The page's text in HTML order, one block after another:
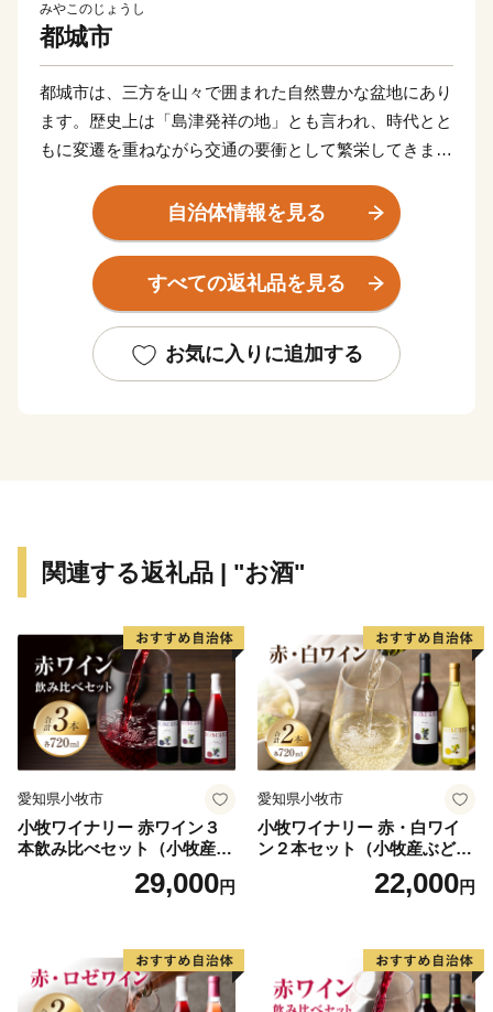
みやこのじょうし
都城市
都城市は、三方を山々で囲まれた自然豊かな盆地にあり
ます。歴史上は「島津発祥の地」とも言われ、時代とと
もに変遷を重ねながら交通の要衝として繁栄してきまし
農業や農産加工業が盛んで、肉用牛、豚、鶏を合わせた
畜産農業産出額が日本一を誇る畜産のまちです。当市の
牛、豚、鶏は、雄大な霧島連山の自然に囲まれた大地で
生まれ、清らかな水、良質な飼料、農家の温かい愛情が
日本一の出荷額を誇る焼酎は、霧島山麓で育つサツマイ
モや地下深くからくみ上げられた清らかな水などを原料
寄附者様からいただいた個人情報は、都城市が責任をも
はございません。
寄附者様からいただいた個人情報は、商品の発送とご連
絡、いただいたふるさと納税の使い道に関する報告、都
城市が主催・出展するふるさと納税関連イベント情報の
提供、都城市のふるさと納税に関する情報提供のため、
また、上記の手段としては、電子メールの配信やパンフ
レット等の郵送をさせていただく場合がございます。
したら、都城市ふるさと納税担当(0986-58-7727、
自治体情報を見る
すべての返礼品を見る
お気に入りに追加する
関連する返礼品 | "お酒"
愛知県小牧市
小牧ワイナリー 赤ワイン３
本飲み比べセット（小牧産ぶ
どう100％使用）29,000円
愛知県小牧市
小牧ワイナリー 赤・白ワイ
ン２本セット（小牧産ぶどう
22,000円